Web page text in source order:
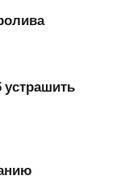
устрашить